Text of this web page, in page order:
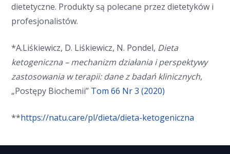
dietetyczne. Produkty są polecane przez dietetyków i
profesjonalistów.
*A.Liśkiewicz, D. Liśkiewicz, N. Pondel, Dieta
ketogeniczna – mechanizm działania i perspektywy
zastosowania w terapii: dane z badań klinicznych,
„Postępy Biochemii” Tom 66 Nr 3 (2020)
**https://natu.care/pl/dieta/dieta-ketogeniczna